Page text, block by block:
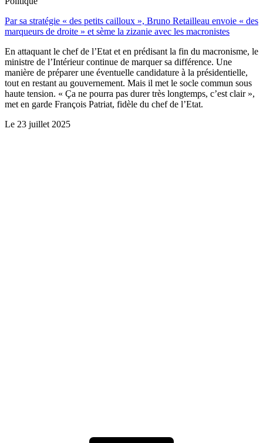
Par sa stratégie « des petits cailloux », Bruno Retailleau envoie « des
marqueurs de droite » et sème la zizanie avec les macronistes
En attaquant le chef de l’Etat et en prédisant la fin du macronisme, le
ministre de l’Intérieur continue de marquer sa différence. Une
manière de préparer une éventuelle candidature à la présidentielle,
tout en restant au gouvernement. Mais il met le socle commun sous
haute tension. « Ça ne pourra pas durer très longtemps, c’est clair »,
met en garde François Patriat, fidèle du chef de l’Etat.
Le 23 juillet 2025